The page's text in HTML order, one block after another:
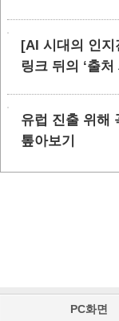
[AI 시대의 인지
링크 뒤의 ‘출처
유럽 진출 위해
톺아보기
PC화면